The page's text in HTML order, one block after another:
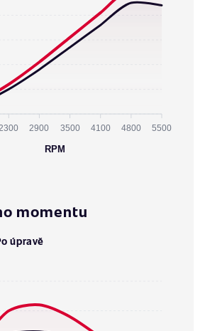
2900 3500 4100 4800 5500
RPM
momentu
úpravě